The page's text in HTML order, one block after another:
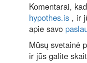
Komentarai,
hypothes.is , ir
apie savo
Mūsų svetainė
ir jūs galite